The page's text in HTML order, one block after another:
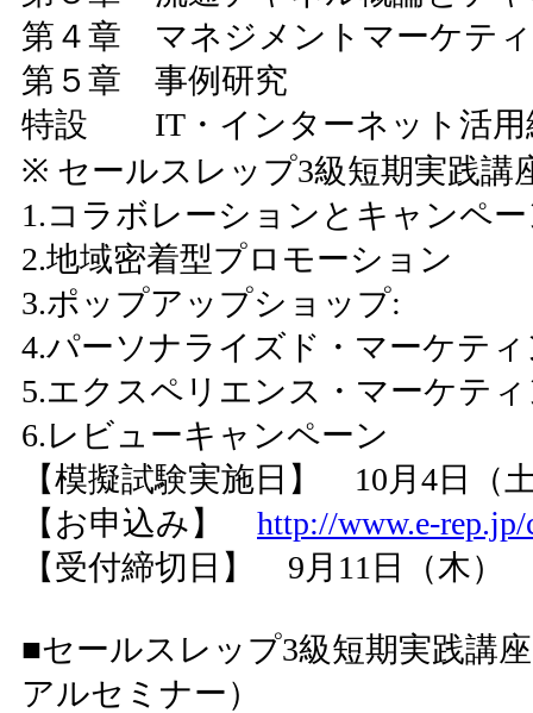
第４章 マネジメントマーケテ
第５章 事例研究
特設 IT・インターネット活用
※ セールスレップ3級短期実践講
1.コラボレーションとキャンペ
2.地域密着型プロモーション
3.ポップアップショップ:
4.パーソナライズド・マーケテ
5.エクスペリエンス・マーケテ
6.レビューキャンペーン
【模擬試験実施日】 10月4日（
【お申込み】 http://www.e-
【受付締切日】 9月11日（木）
■セールスレップ3級短期実践講
アルセミナー）